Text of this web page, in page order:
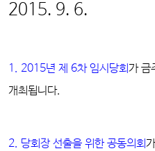
2015. 9. 6.
1. 2015년 제 6차 임시당회가 금
개최됩니다.
2. 당회장 선출을 위한 공동의회